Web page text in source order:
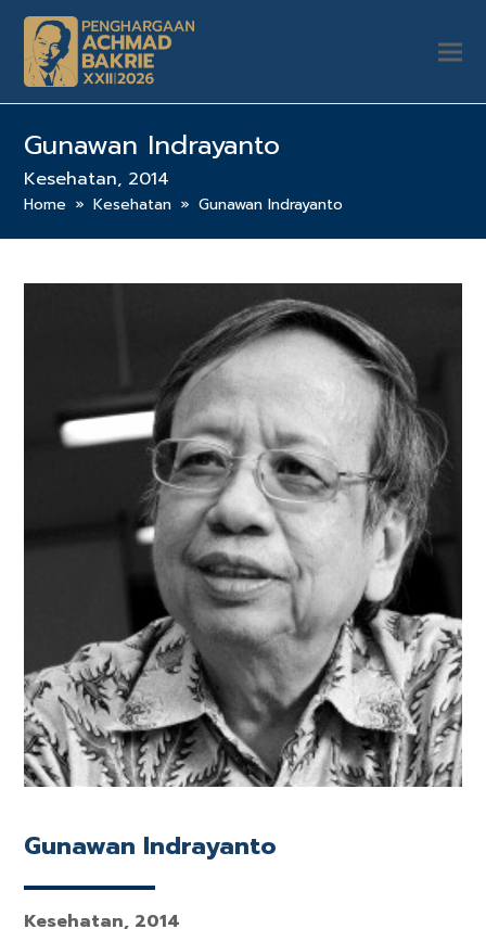
Gunawan Indrayanto
Kesehatan, 2014
Home » Kesehatan » Gunawan Indrayanto
Gunawan Indrayanto
Kesehatan, 2014